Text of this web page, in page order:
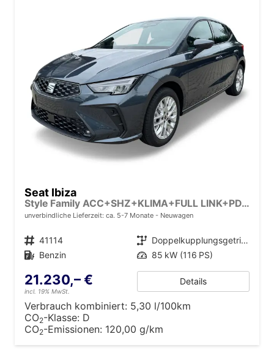
Seat Ibiza
Style Family ACC+SHZ+KLIMA+FULL LINK+PDC+LED+16" ALU
unverbindliche Lieferzeit: ca. 5-7 Monate Neuwagen
Fahrzeugnr. 41114 Getriebe
Doppelkupplungsgetriebe (DSG)
Kraftstoff Benzin Leistung 85 kW (116 PS)
21.230,– €
incl. 19% MwSt.
Details
Verbrauch kombiniert: 5,30 l/100km
CO2-Klasse: D
CO2-Emissionen: 120,00 g/km